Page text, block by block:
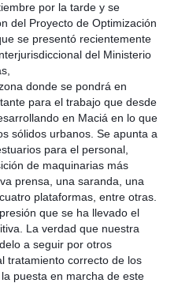
por la tarde y se
del Proyecto de Optimización
se presentó recientemente
del Ministerio
donde se pondrá en
para el trabajo que desde
en Maciá en lo que
sólidos urbanos. Se apunta a
para el personal,
de maquinarias más
prensa, una saranda, una
plataformas, entre otras.
que se ha llevado el
La verdad que nuestra
a seguir por otros
tratamiento correcto de los
puesta en marcha de este